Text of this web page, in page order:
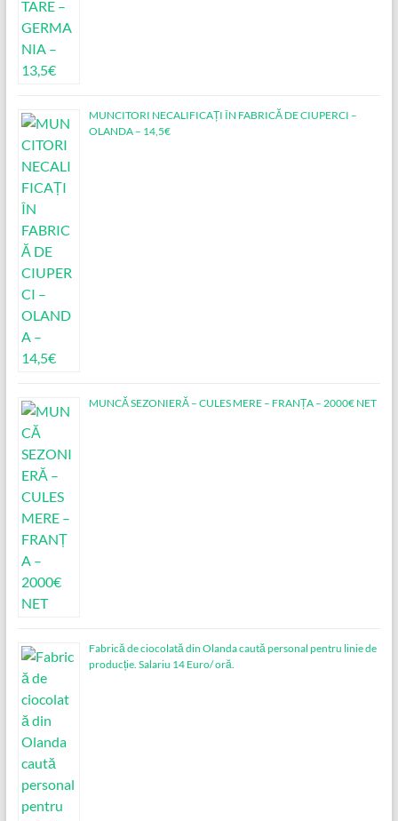
MUNCITORI NECALIFICAȚI ÎN FABRICĂ DE CIUPERCI –
OLANDA – 14,5€
MUNCĂ SEZONIERĂ – CULES MERE – FRANȚA – 2000€ NET
Fabrică de ciocolată din Olanda caută personal pentru linie de
producție. Salariu 14 Euro/ oră.